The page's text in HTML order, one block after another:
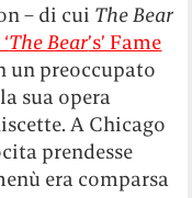
– di cui The Bear
The Bear’s’ Fame
un preoccupato
sua opera
A Chicago
prendesse
era comparsa